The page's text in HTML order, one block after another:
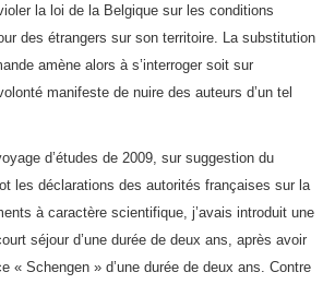
la loi de la Belgique sur les conditions
des étrangers sur son territoire. La substitution
amène alors à s’interroger soit sur
manifeste de nuire des auteurs d’un tel
d’études de 2009, sur suggestion du
les déclarations des autorités françaises sur la
à caractère scientifique, j’avais introduit une
séjour d’une durée de deux ans, après avoir
« Schengen » d’une durée de deux ans. Contre